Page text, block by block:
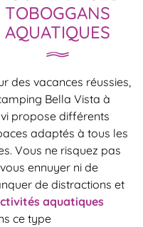
TOBOGGANS
AQUATIQUES
des vacances réussies,
Bella Vista à
propose différents
adaptés à tous les
Vous ne risquez pas
ennuyer ni de
de distractions et
aquatiques
ce type